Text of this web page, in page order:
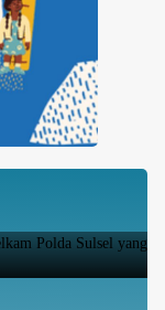
Polda Sulsel